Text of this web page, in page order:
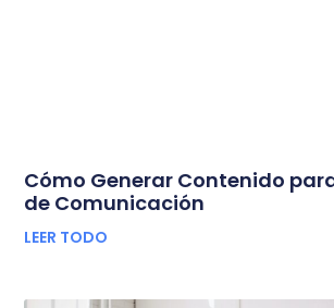
Cómo Generar Contenido
de Comunicación
LEER TODO